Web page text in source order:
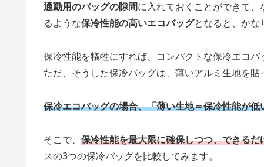
通勤用のバッグの隙間に入れておくことができて、
るような保冷性能の高いエコバッグとなると、かな
保冷性能を犠牲にすれば、コンパクトな保冷エコバ
ただ、そうした保冷バッグは、薄いアルミ生地を貼
保冷エコバッグの場合、「薄い生地＝保冷性能が低
そこで、 保冷性能を最大限に確保しつつ、できる
スの3つの保冷バッグを比較してみます。